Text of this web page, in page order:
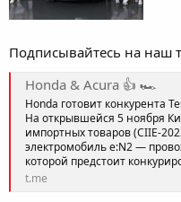
Подписывайтесь на наш
Honda & Acura 👍 🏎
Honda готовит конкурента
На открывшейся 5 ноября
импортных товаров (CIIE-
электромобиль e:N2 —
которой предстоит
t.me